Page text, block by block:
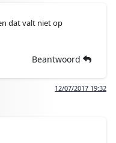
dat valt niet op
Beantwoord
12/07/2017 19:32